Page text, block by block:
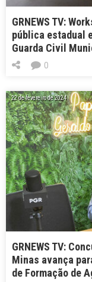
GRNEWS TV:
pública estadual
Guarda Civil
0
22 de fevereiro de 2024
GRNEWS TV:
Minas avança
de Formação de